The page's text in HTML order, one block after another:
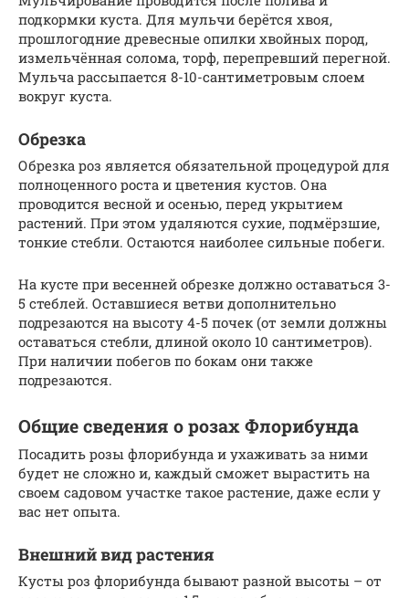
подкормки куста. Для мульчи берётся хвоя,
прошлогодние древесные опилки хвойных пород,
измельчённая солома, торф, перепревший перегной.
Мульча рассыпается 8-10-сантиметровым слоем
вокруг куста.
Обрезка
Обрезка роз является обязательной процедурой для
полноценного роста и цветения кустов. Она
проводится весной и осенью, перед укрытием
растений. При этом удаляются сухие, подмёрзшие,
тонкие стебли. Остаются наиболее сильные побеги.
На кусте при весенней обрезке должно оставаться 3-
5 стеблей. Оставшиеся ветви дополнительно
подрезаются на высоту 4-5 почек (от земли должны
оставаться стебли, длиной около 10 сантиметров).
При наличии побегов по бокам они также
подрезаются.
Общие сведения о розах Флорибунда
Посадить розы флорибунда и ухаживать за ними
будет не сложно и, каждый сможет вырастить на
своем садовом участке такое растение, даже если у
вас нет опыта.
Внешний вид растения
Кусты роз флорибунда бывают разной высоты – от